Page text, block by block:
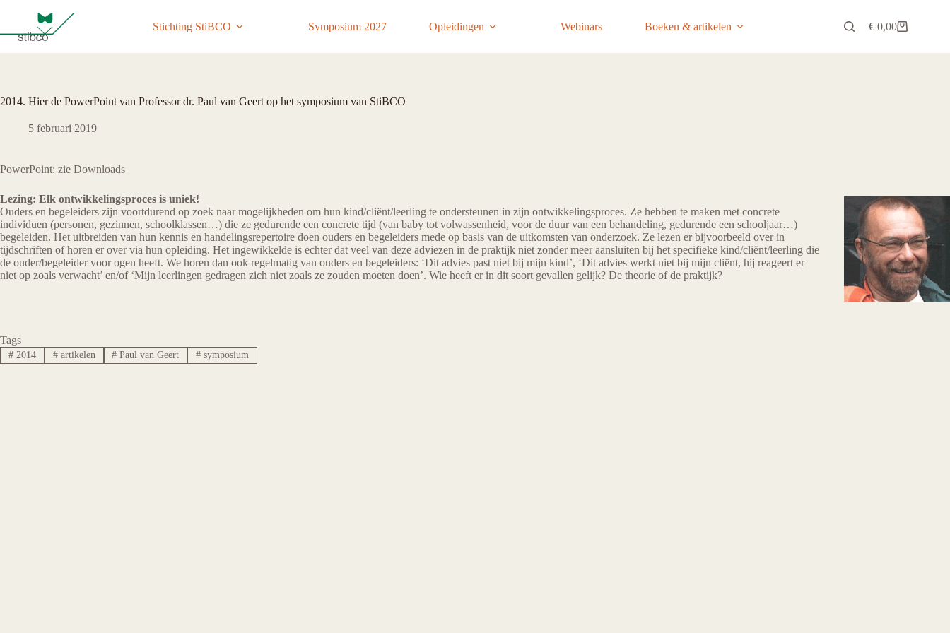
de
inhoud
Stichting StiBCO Symposium 2027 Opleidingen Webinars Boeken & artikelen Winkelwagen
€ 0,00
2014. Hier de PowerPoint van Professor dr. Paul van Geert op het symposium van StiBCO
5 februari 2019
PowerPoint: zie Downloads
Lezing: Elk ontwikkelingsproces is uniek!
Ouders en begeleiders zijn voortdurend op zoek naar mogelijkheden om hun kind/cliënt/leerling te ondersteunen in zijn ontwikkelingsproces. Ze hebben te maken met concrete
individuen (personen, gezinnen, schoolklassen…) die ze gedurende een concrete tijd (van baby tot volwassenheid, voor de duur van een behandeling, gedurende een schooljaar…)
begeleiden. Het uitbreiden van hun kennis en handelingsrepertoire doen ouders en begeleiders mede op basis van de uitkomsten van onderzoek. Ze lezen er bijvoorbeeld over in
tijdschriften of horen er over via hun opleiding. Het ingewikkelde is echter dat veel van deze adviezen in de praktijk niet zonder meer aansluiten bij het specifieke kind/cliënt/leerling die
de ouder/begeleider voor ogen heeft. We horen dan ook regelmatig van ouders en begeleiders: ‘Dit advies past niet bij mijn kind’, ‘Dit advies werkt niet bij mijn cliënt, hij reageert er
niet op zoals verwacht’ en/of ‘Mijn leerlingen gedragen zich niet zoals ze zouden moeten doen’. Wie heeft er in dit soort gevallen gelijk? De theorie of de praktijk?
Tags
#2014 #artikelen # Paul van Geert # symposium